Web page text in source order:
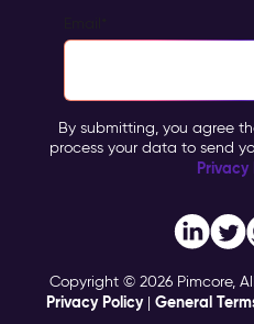
By submitting, you agree
process your data to send
Privacy
Copyright © 2026 Pimcore,
Privacy Policy| General